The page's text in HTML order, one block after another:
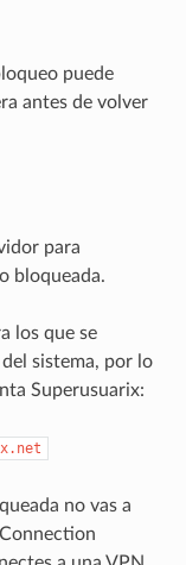
puede
antes de volver
para
bloqueada.
los que se
sistema, por lo
Superusuarix:
no vas a